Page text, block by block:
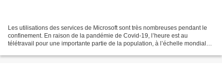
Les utilisations des services de Microsoft sont très nombreuses pendant le
confinement. En raison de la pandémie de Covid-19, l’heure est au
télétravail pour une importante partie de la population, à l’échelle mondiale.